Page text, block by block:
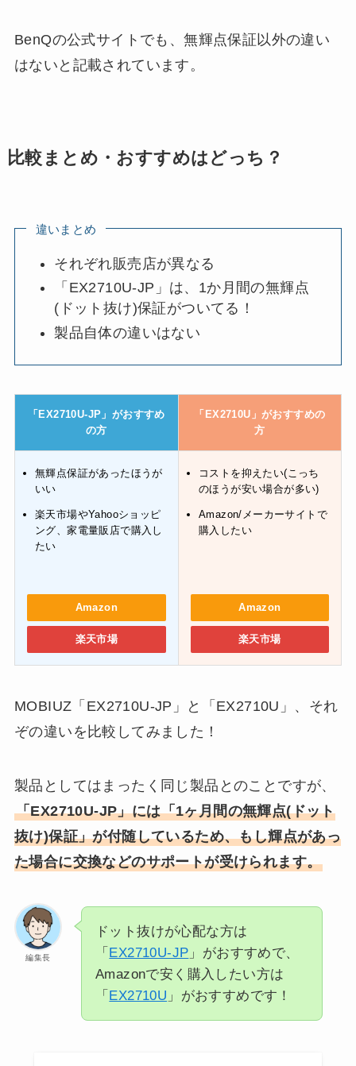
BenQの公式サイトでも、無輝点保証以外の違い
はないと記載されています。
比較まとめ・おすすめはどっち？
違いまとめ
それぞれ販売店が異なる
「EX2710U-JP」は、1か月間の無輝点
(ドット抜け)保証がついてる！
製品自体の違いはない
「EX2710U-JP」がおすすめ
の方
「EX2710U」がおすすめの
方
無輝点保証があったほうが
いい
楽天市場やYahooショッピ
ング、家電量販店で購入し
たい
コストを抑えたい(こっち
のほうが安い場合が多い)
Amazon/メーカーサイトで
購入したい
Amazon
楽天市場
Amazon
楽天市場
MOBIUZ「EX2710U-JP」と「EX2710U」、それ
ぞの違いを比較してみました！
製品としてはまったく同じ製品とのことですが、
「EX2710U-JP」には「1ヶ月間の無輝点(ドット
抜け)保証」が付随しているため、もし輝点があっ
た場合に交換などのサポートが受けられます。
編集長
ドット抜けが心配な方は
「 EX2710U-JP 」がおすすめで、
Amazonで安く購入したい方は
「 EX2710U 」がおすすめです！